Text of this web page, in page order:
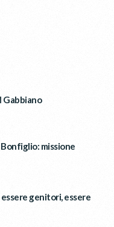
Gabbiano
missione
genitori, essere